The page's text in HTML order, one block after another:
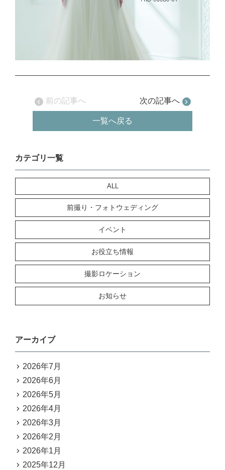
前の記事へ 次の記事へ
一覧へ戻る
カテゴリ一覧
ALL
前撮り・フォトウェディング
イベント
お役立ち情報
撮影ロケーション
お知らせ
アーカイブ
2026年7月
2026年6月
2026年5月
2026年4月
2026年3月
2026年2月
2026年1月
2025年12月